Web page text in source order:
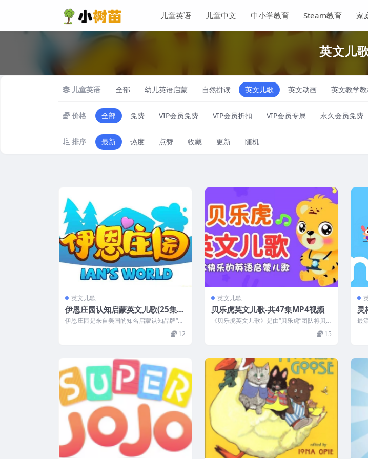
儿童英语 儿童中文 中小学教育 Steam教育 家
英文儿
儿童英语 全部 幼儿英语启蒙 自然拼读 英文儿歌 英文动画 英文教学
价格 全部 免费 VIP会员免费 VIP会员折扣 VIP会员专属 永久会员免费
排序 最新 热度 点赞 收藏 更新 随机
英文儿歌
伊恩庄园认知启蒙英文儿歌(25集M
P4视频)
伊恩庄园是来自美国的知名启蒙认知品牌“D
12
英文儿歌
贝乐虎英文儿歌-共47集MP4视频
《贝乐虎英文儿歌》是由“贝乐虎”团队将贝
乐虎形象和英语教学相结合的英文儿歌产
15
灵
全
最